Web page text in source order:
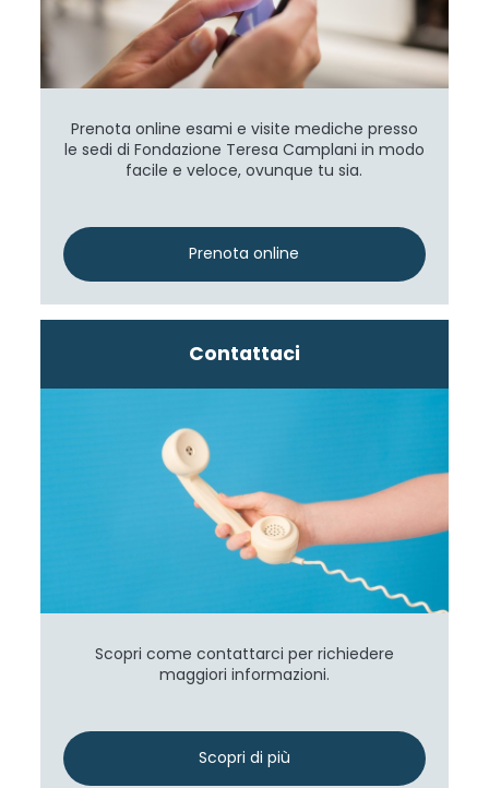
Prenota online esami e visite mediche presso
le sedi di Fondazione Teresa Camplani in modo
facile e veloce, ovunque tu sia.
Prenota online
Contattaci
Scopri come contattarci per richiedere
maggiori informazioni.
Scopri di più